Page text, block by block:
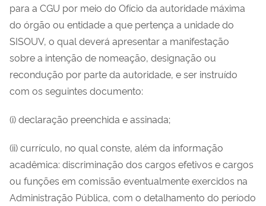
para a CGU por meio do Ofício da autoridade máxima
do órgão ou entidade a que pertença a unidade do
SISOUV, o qual deverá apresentar a manifestação
sobre a intenção de nomeação, designação ou
recondução por parte da autoridade, e ser instruído
com os seguintes documento:
(i) declaração preenchida e assinada;
(ii) currículo, no qual conste, além da informação
acadêmica: discriminação dos cargos efetivos e cargos
ou funções em comissão eventualmente exercidos na
Administração Pública, com o detalhamento do período